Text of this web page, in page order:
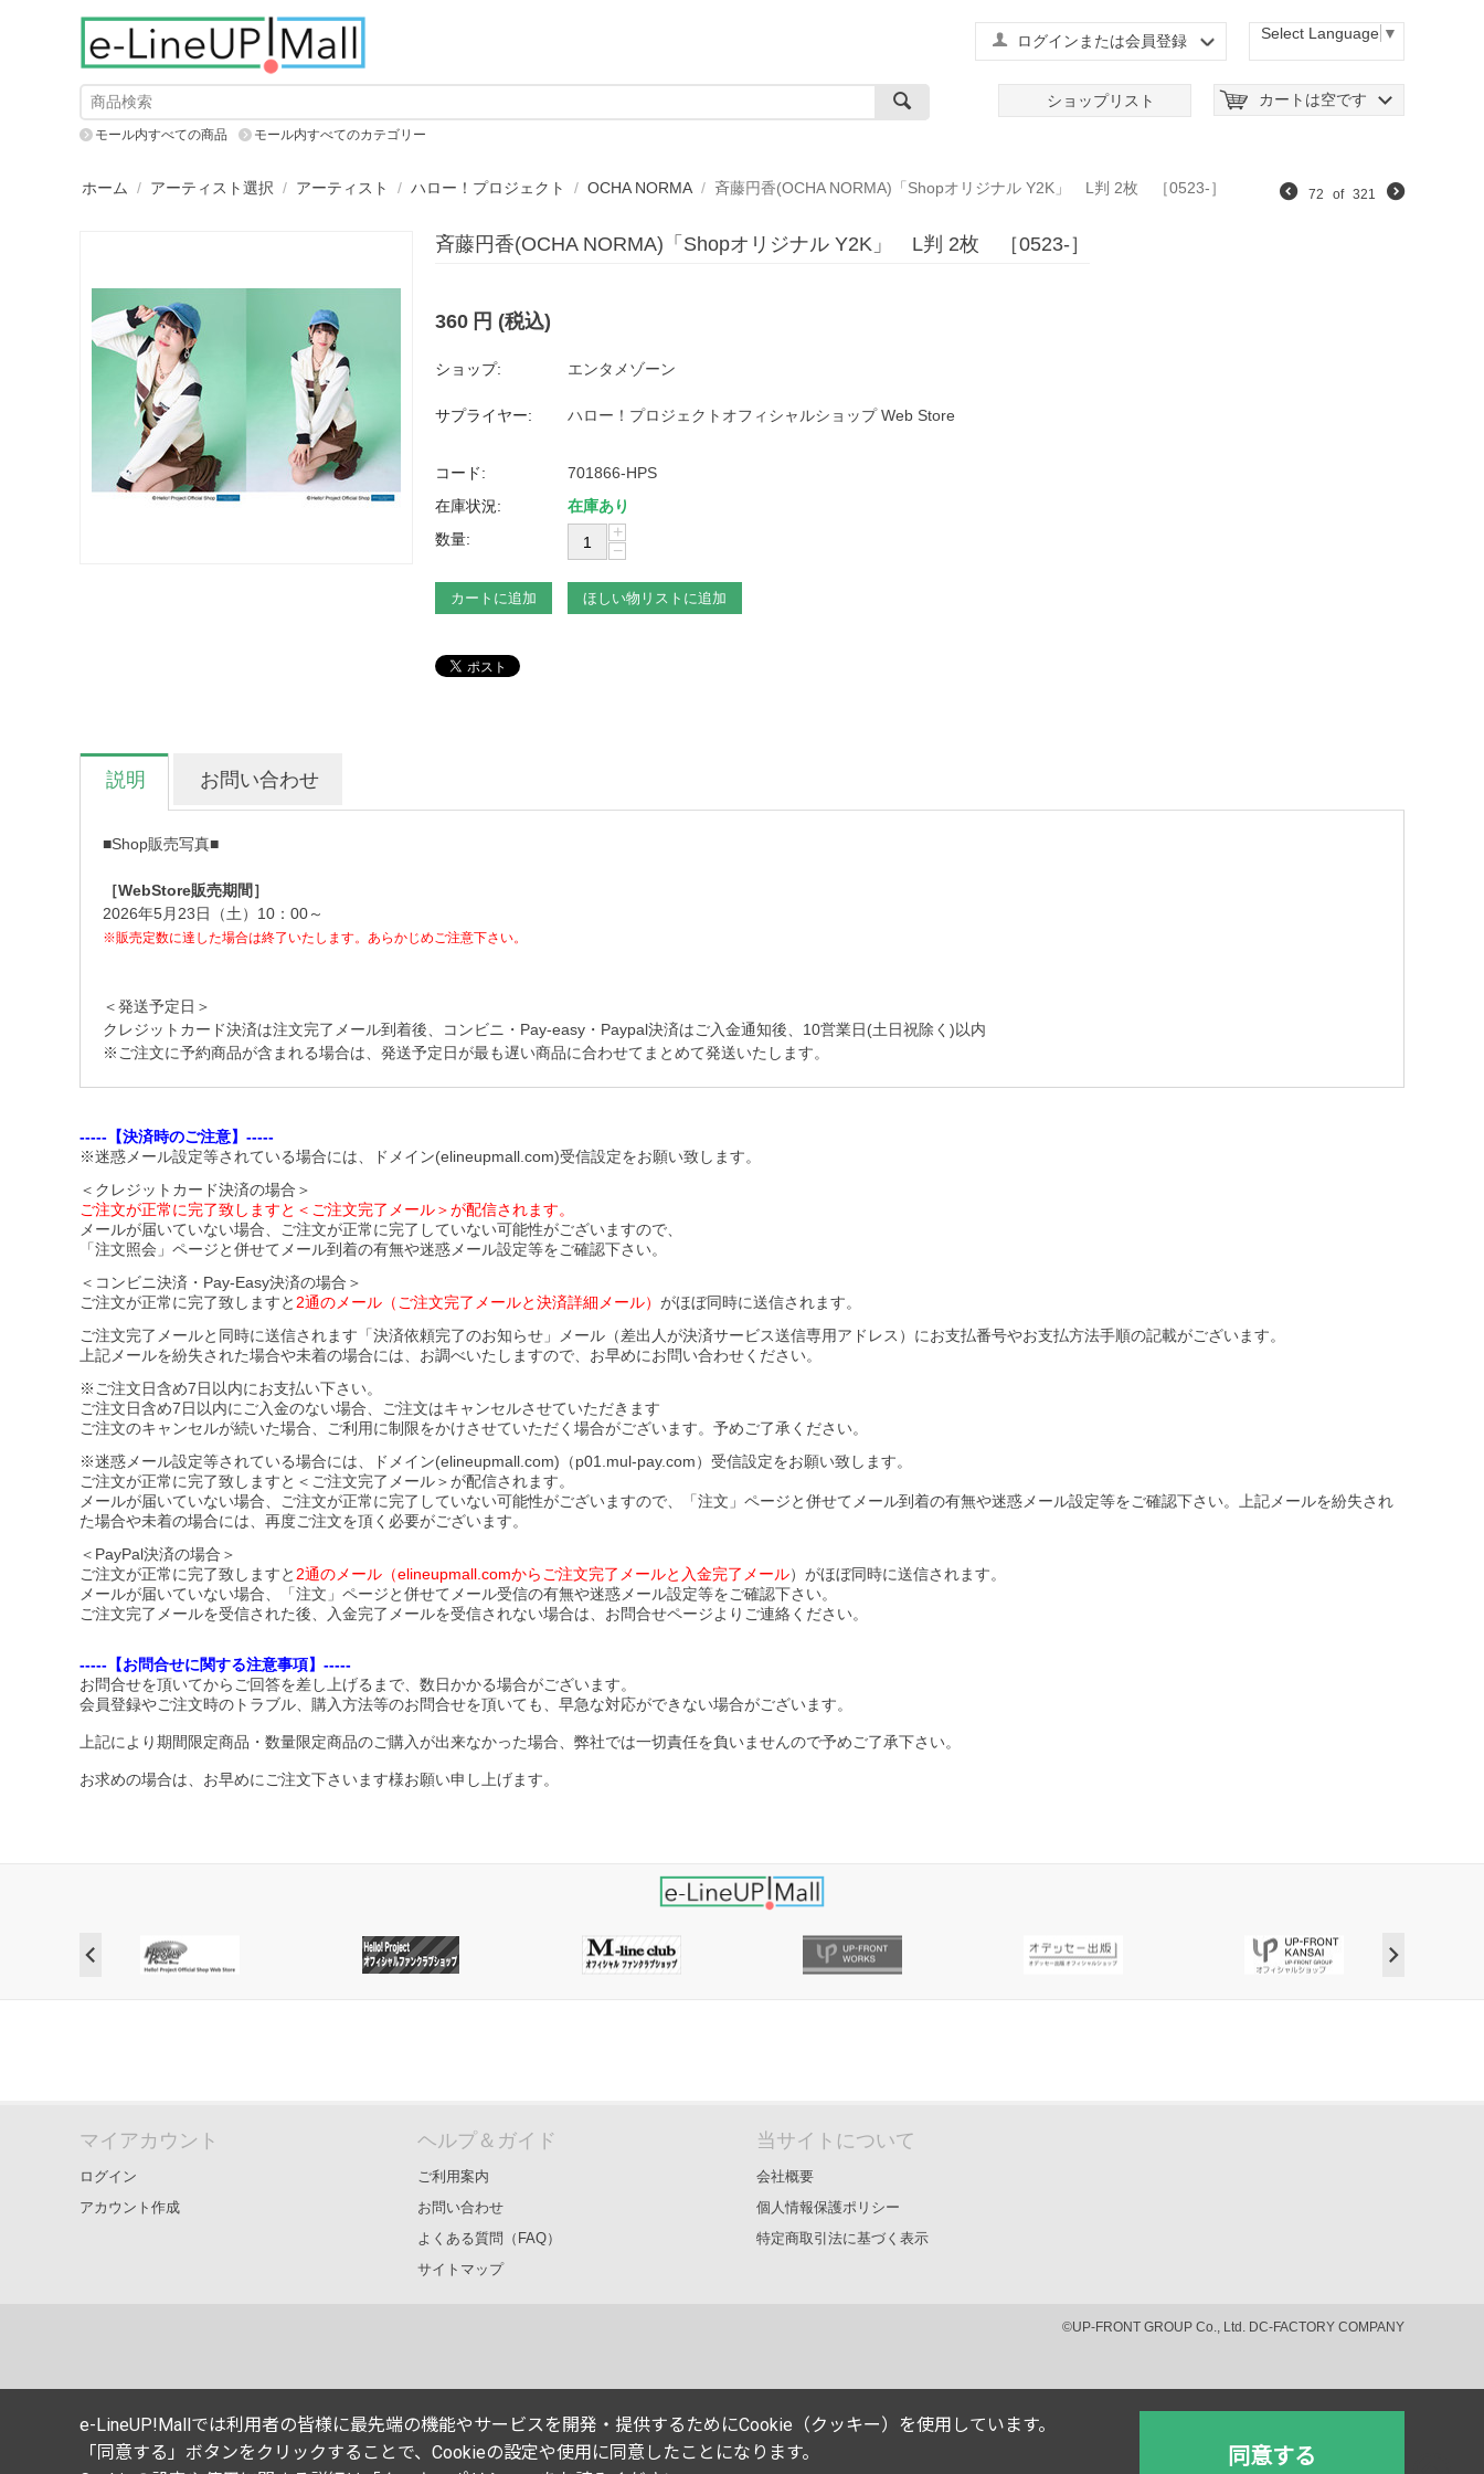
Select Language ▼
ログインまたは会員登録
カートは空です
ショップリスト
モール内すべての商品 モール内すべてのカテゴリー
ホーム / アーティスト選択 / アーティスト / ハロー！プロジェクト / OCHA NORMA / 斉藤円香(OCHA NORMA)「Shopオリジナル Y2K」 L判 2枚 ［0523-］ 72 of 321
斉藤円香(OCHA NORMA)「Shopオリジナル Y2K」 L判 2枚 ［0523-］
360 円 (税込)
ショップ: エンタメゾーン
サプライヤー: ハロー！プロジェクトオフィシャルショップ Web Store
コード:
701866-HPS
在庫状況:
在庫あり
数量:
+
−
カートに追加 ほしい物リストに追加
説明 お問い合わせ
■Shop販売写真■
［WebStore販売期間］
2026年5月23日（土）10：00～
※販売定数に達した場合は終了いたします。あらかじめご注意下さい。
＜発送予定日＞
クレジットカード決済は注文完了メール到着後、コンビニ・Pay-easy・Paypal決済はご入金通知後、10営業日(土日祝除く)以内
※ご注文に予約商品が含まれる場合は、発送予定日が最も遅い商品に合わせてまとめて発送いたします。
-----【決済時のご注意】-----
※迷惑メール設定等されている場合には、ドメイン(elineupmall.com)受信設定をお願い致します。
＜クレジットカード決済の場合＞
ご注文が正常に完了致しますと＜ご注文完了メール＞が配信されます。
メールが届いていない場合、ご注文が正常に完了していない可能性がございますので、
「注文照会」ページと併せてメール到着の有無や迷惑メール設定等をご確認下さい。
＜コンビニ決済・Pay-Easy決済の場合＞
ご注文が正常に完了致しますと2通のメール（ご注文完了メールと決済詳細メール） がほぼ同時に送信されます。
ご注文完了メールと同時に送信されます「決済依頼完了のお知らせ」メール（差出人が決済サービス送信専用アドレス）にお支払番号やお支払方法手順の記載がございます。
上記メールを紛失された場合や未着の場合には、お調べいたしますので、お早めにお問い合わせください。
※ご注文日含め7日以内にお支払い下さい。
ご注文日含め7日以内にご入金のない場合、ご注文はキャンセルさせていただきます
ご注文のキャンセルが続いた場合、ご利用に制限をかけさせていただく場合がございます。予めご了承ください。
※迷惑メール設定等されている場合には、ドメイン(elineupmall.com)（p01.mul-pay.com）受信設定をお願い致します。
ご注文が正常に完了致しますと＜ご注文完了メール＞が配信されます。
メールが届いていない場合、ご注文が正常に完了していない可能性がございますので、「注文」ページと併せてメール到着の有無や迷惑メール設定等をご確認下さい。 上記メールを紛失され
た場合や未着の場合には、再度ご注文を頂く必要がございます。
＜PayPal決済の場合＞
ご注文が正常に完了致しますと2通のメール（elineupmall.comからご注文完了メールと入金完了メール）がほぼ同時に送信されます。
メールが届いていない場合、「注文」ページと併せてメール受信の有無や迷惑メール設定等をご確認下さい。
ご注文完了メールを受信された後、入金完了メールを受信されない場合は、お問合せページよりご連絡ください。
-----【お問合せに関する注意事項】-----
お問合せを頂いてからご回答を差し上げるまで、数日かかる場合がございます。
会員登録やご注文時のトラブル、購入方法等のお問合せを頂いても、早急な対応ができない場合がございます。
上記により期間限定商品・数量限定商品のご購入が出来なかった場合、弊社では一切責任を負いませんので予めご了承下さい。
お求めの場合は、お早めにご注文下さいます様お願い申し上げます。
マイアカウント
ログイン
アカウント作成
ヘルプ＆ガイド
ご利用案内
お問い合わせ
よくある質問（FAQ）
サイトマップ
当サイトについて
会社概要
個人情報保護ポリシー
特定商取引法に基づく表示
©UP-FRONT GROUP Co., Ltd. DC-FACTORY COMPANY
e-LineUP!Mallでは利用者の皆様に最先端の機能やサービスを開発・提供するためにCookie（クッキー）を使用しています。
「同意する」ボタンをクリックすることで、Cookieの設定や使用に同意したことになります。
同意する